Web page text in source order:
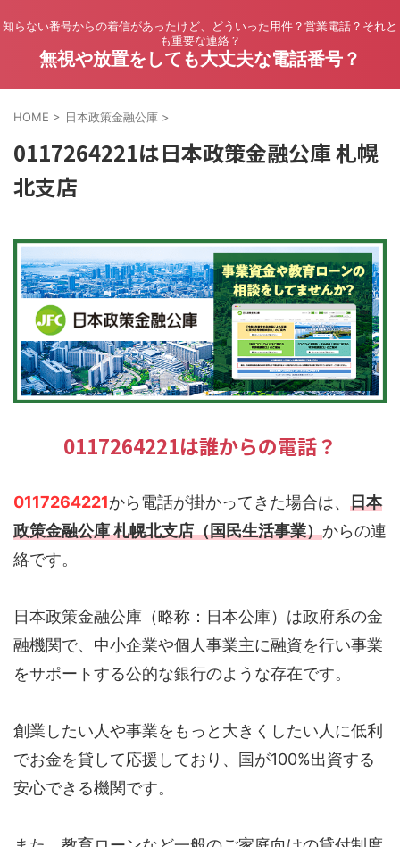
知らない番号からの着信があったけど、どういった用件？営業電話？それと
も重要な連絡？
無視や放置をしても大丈夫な電話番号？
HOME > 日本政策金融公庫 >
0117264221は日本政策金融公庫 札幌
北支店
0117264221は誰からの電話？
0117264221から電話が掛かってきた場合は、 日本
政策金融公庫 札幌北支店（国民生活事業）からの連
絡です。
日本政策金融公庫（略称：日本公庫）は政府系の金
融機関で、中小企業や個人事業主に融資を行い事業
をサポートする公的な銀行のような存在です。
創業したい人や事業をもっと大きくしたい人に低利
でお金を貸して応援しており、国が100%出資する
安心できる機関です。